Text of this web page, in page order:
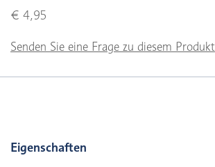
€ 4,95
Senden Sie eine Frage zu diesem Produkt
Eigenschaften